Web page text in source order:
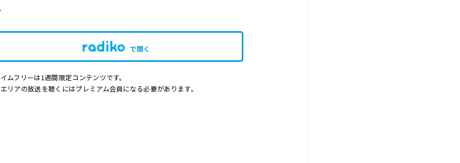
で開く
ムフリーは1週間限定コンテンツです。
リアの放送を聴くにはプレミアム会員になる必要があります。